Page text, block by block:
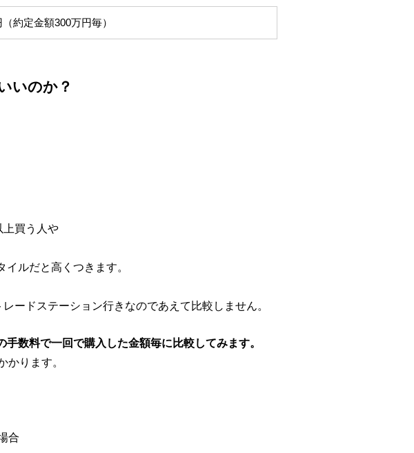
約定金額300万円毎）
いのか？
上買う人や
ルだと高くつきます。
ードステーション行きなのであえて比較しません。
数料で一回で購入した金額毎に比較してみます。
ります。
合